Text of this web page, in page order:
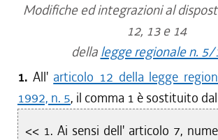
Modifiche ed integrazioni al
12, 13 e 14
della legge regionale n. 5/
1. All' articolo 12 della legge
1992, n. 5, il comma 1 è sostituito
<< 1. Ai sensi dell' articolo 7,